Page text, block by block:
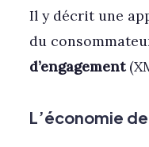
Il y décrit une
du
d’engagement
L’économie